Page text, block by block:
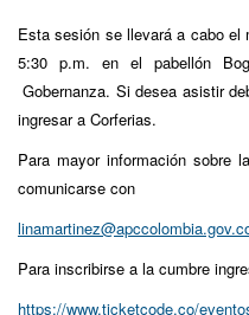
Esta sesión se llevará a cabo el
5:30 p.m. en el pabellón
Gobernanza. Si desea asistir
ingresar a Corferias.
Para mayor información sobre
comunicarse con
Para inscribirse a la cumbre
https://www.ticketcode.co/